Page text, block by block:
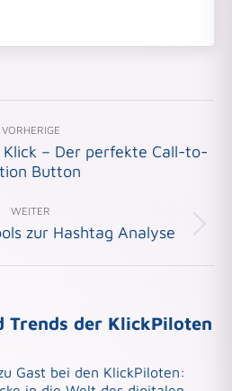
VORHERIGE
Vorheriger
Beitrag:
– Der perfekte Call-to-
Button
WEITER
Nächster
zur Hashtag Analyse
Trends der KlickPiloten
Gast bei den KlickPiloten: